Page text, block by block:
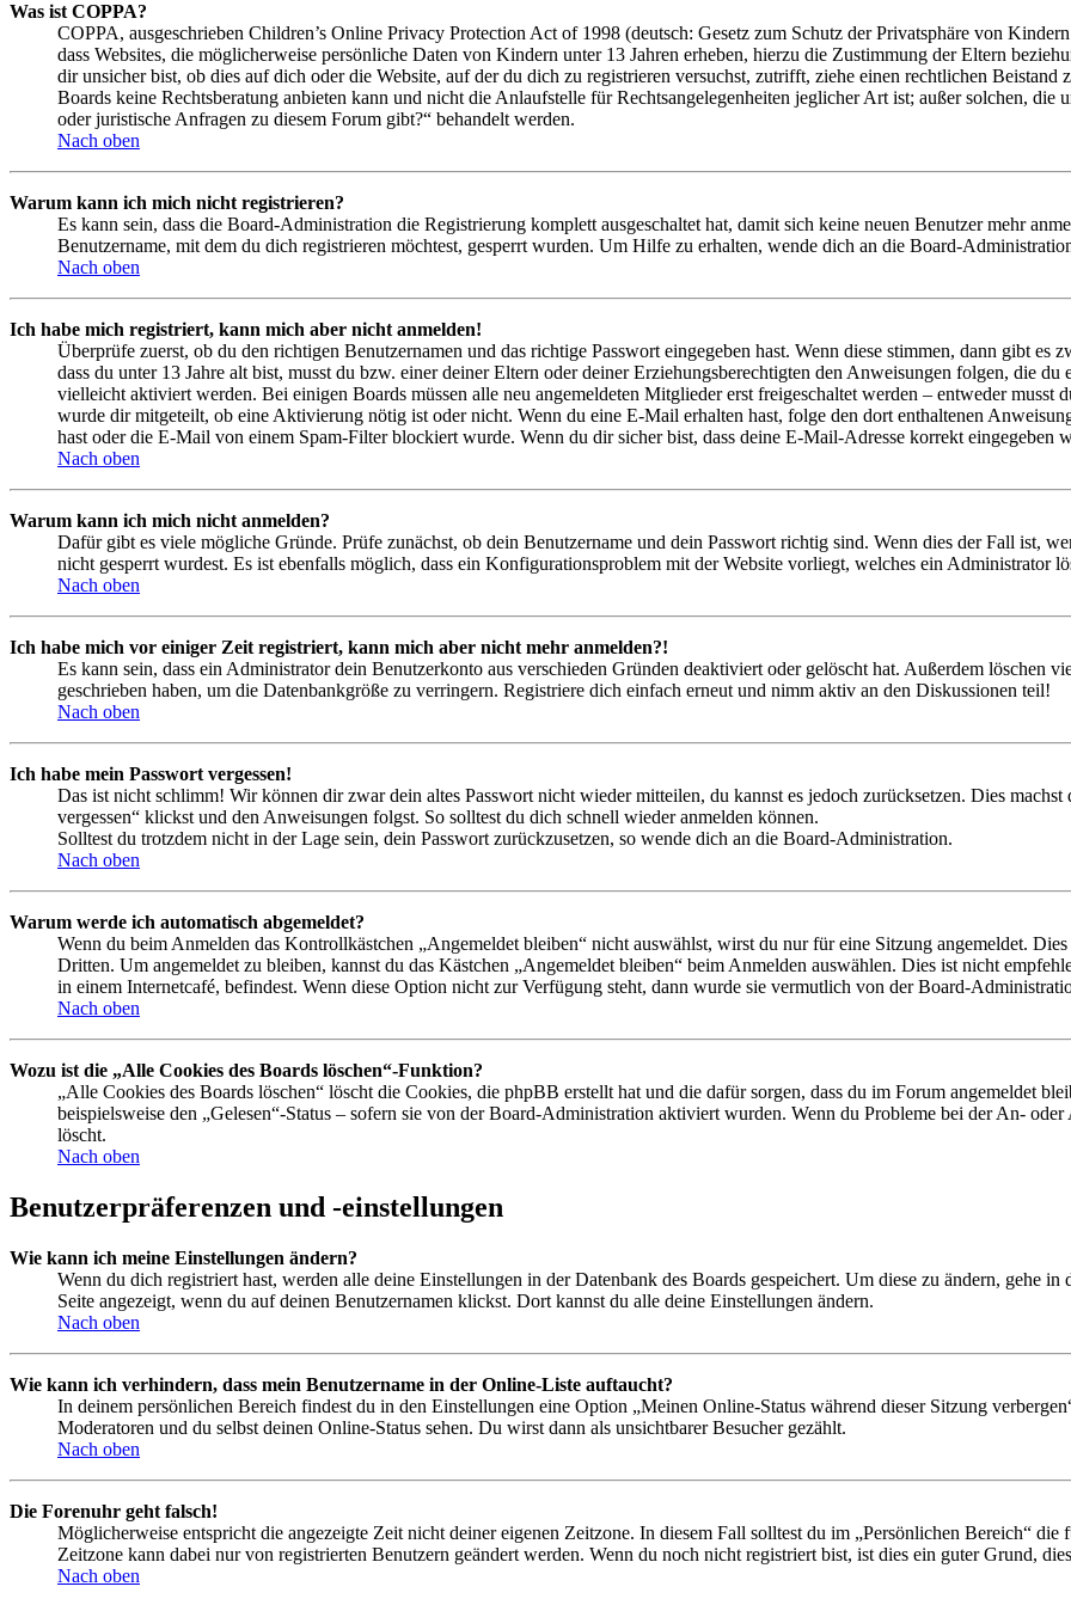
Was ist COPPA?
COPPA, ausgeschrieben Children’s Online Privacy Protection Act of 1998 (deutsch: Gesetz zum Schutz der Privatsphäre von
dass Websites, die möglicherweise persönliche Daten von Kindern unter 13 Jahren erheben, hierzu die Zustimmung der Eltern
dir unsicher bist, ob dies auf dich oder die Website, auf der du dich zu registrieren versuchst, zutrifft, ziehe einen rechtlichen
Boards keine Rechtsberatung anbieten kann und nicht die Anlaufstelle für Rechtsangelegenheiten jeglicher Art ist; außer solchen,
oder juristische Anfragen zu diesem Forum gibt?“ behandelt werden.
Nach oben
Warum kann ich mich nicht registrieren?
Es kann sein, dass die Board-Administration die Registrierung komplett ausgeschaltet hat, damit sich keine neuen Benutzer mehr
Benutzername, mit dem du dich registrieren möchtest, gesperrt wurden. Um Hilfe zu erhalten, wende dich an die Board-
Nach oben
Ich habe mich registriert, kann mich aber nicht anmelden!
Überprüfe zuerst, ob du den richtigen Benutzernamen und das richtige Passwort eingegeben hast. Wenn diese stimmen, dann gibt es
dass du unter 13 Jahre alt bist, musst du bzw. einer deiner Eltern oder deiner Erziehungsberechtigten den Anweisungen folgen, die
vielleicht aktiviert werden. Bei einigen Boards müssen alle neu angemeldeten Mitglieder erst freigeschaltet werden – entweder musst
wurde dir mitgeteilt, ob eine Aktivierung nötig ist oder nicht. Wenn du eine E-Mail erhalten hast, folge den dort enthaltenen
hast oder die E-Mail von einem Spam-Filter blockiert wurde. Wenn du dir sicher bist, dass deine E-Mail-Adresse korrekt eingegeben
Nach oben
Warum kann ich mich nicht anmelden?
Dafür gibt es viele mögliche Gründe. Prüfe zunächst, ob dein Benutzername und dein Passwort richtig sind. Wenn dies der Fall ist,
nicht gesperrt wurdest. Es ist ebenfalls möglich, dass ein Konfigurationsproblem mit der Website vorliegt, welches ein Administrator
Nach oben
Ich habe mich vor einiger Zeit registriert, kann mich aber nicht mehr anmelden?!
Es kann sein, dass ein Administrator dein Benutzerkonto aus verschieden Gründen deaktiviert oder gelöscht hat. Außerdem löschen
geschrieben haben, um die Datenbankgröße zu verringern. Registriere dich einfach erneut und nimm aktiv an den Diskussionen teil!
Nach oben
Ich habe mein Passwort vergessen!
Das ist nicht schlimm! Wir können dir zwar dein altes Passwort nicht wieder mitteilen, du kannst es jedoch zurücksetzen. Dies
vergessen“ klickst und den Anweisungen folgst. So solltest du dich schnell wieder anmelden können.
Solltest du trotzdem nicht in der Lage sein, dein Passwort zurückzusetzen, so wende dich an die Board-Administration.
Nach oben
Warum werde ich automatisch abgemeldet?
Wenn du beim Anmelden das Kontrollkästchen „Angemeldet bleiben“ nicht auswählst, wirst du nur für eine Sitzung angemeldet.
Dritten. Um angemeldet zu bleiben, kannst du das Kästchen „Angemeldet bleiben“ beim Anmelden auswählen. Dies ist nicht
in einem Internetcafé, befindest. Wenn diese Option nicht zur Verfügung steht, dann wurde sie vermutlich von der Board-
Nach oben
Wozu ist die „Alle Cookies des Boards löschen“-Funktion?
„Alle Cookies des Boards löschen“ löscht die Cookies, die phpBB erstellt hat und die dafür sorgen, dass du im Forum angemeldet
beispielsweise den „Gelesen“-Status – sofern sie von der Board-Administration aktiviert wurden. Wenn du Probleme bei der An-
löscht.
Nach oben
Benutzerpräferenzen und -einstellungen
Wie kann ich meine Einstellungen ändern?
Wenn du dich registriert hast, werden alle deine Einstellungen in der Datenbank des Boards gespeichert. Um diese zu ändern, gehe
Seite angezeigt, wenn du auf deinen Benutzernamen klickst. Dort kannst du alle deine Einstellungen ändern.
Nach oben
Wie kann ich verhindern, dass mein Benutzername in der Online-Liste auftaucht?
In deinem persönlichen Bereich findest du in den Einstellungen eine Option „Meinen Online-Status während dieser Sitzung
Moderatoren und du selbst deinen Online-Status sehen. Du wirst dann als unsichtbarer Besucher gezählt.
Nach oben
Die Forenuhr geht falsch!
Möglicherweise entspricht die angezeigte Zeit nicht deiner eigenen Zeitzone. In diesem Fall solltest du im „Persönlichen Bereich“
Zeitzone kann dabei nur von registrierten Benutzern geändert werden. Wenn du noch nicht registriert bist, ist dies ein guter Grund,
Nach oben